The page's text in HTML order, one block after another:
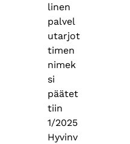
linen
palvel
utarjot
timen
nimek
si
päätet
tiin
1/2025
Hyvinv